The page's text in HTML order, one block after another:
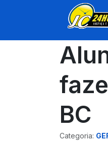
BC
Categoria: